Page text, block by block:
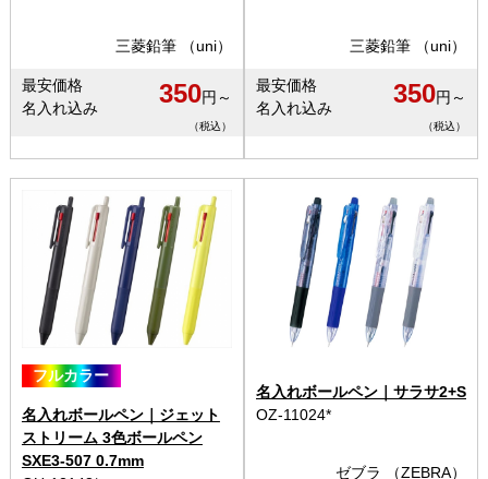
三菱鉛筆 （uni）
最安価格
名入れ込み
350円～
（税込）
三菱鉛筆 （uni）
最安価格
名入れ込み
350円～
（税込）
フルカラー
名入れボールペン｜ジェット
ストリーム 3色ボールペン
SXE3-507 0.7mm
名入れボールペン｜サラサ2+S
OZ-11024*
ゼブラ （ZEBRA）